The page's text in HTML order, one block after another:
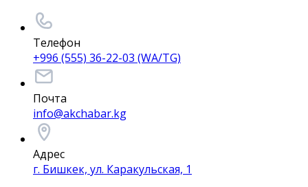
Телефон
+996 (555) 36-22-03 (WA/TG)
Почта
info@akchabar.kg
Адрес
г. Бишкек, ул. Каракульская, 1